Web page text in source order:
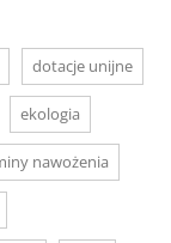
dotacje unijne
ekologia
nawożenia